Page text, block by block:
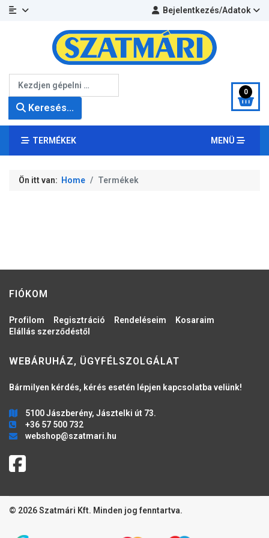
Bejelentkezés/Adatok
Keresés...
0
TERMÉKEK MENÜ
Ön itt van: Home Termékek
FIÓKOM
Profilom Regisztráció Rendeléseim
Kosaraim
Elállás szerződéstől
WEBÁRUHÁZ, ÜGYFÉLSZOLGÁLAT
Bármilyen kérdés, kérés esetén lépjen kapcsolatba velünk!
5100 Jászberény, Jásztelki út 73.
+36 57 500 732
webshop@szatmari.hu
© 2026 Szatmári Kft. Minden jog fenntartva.